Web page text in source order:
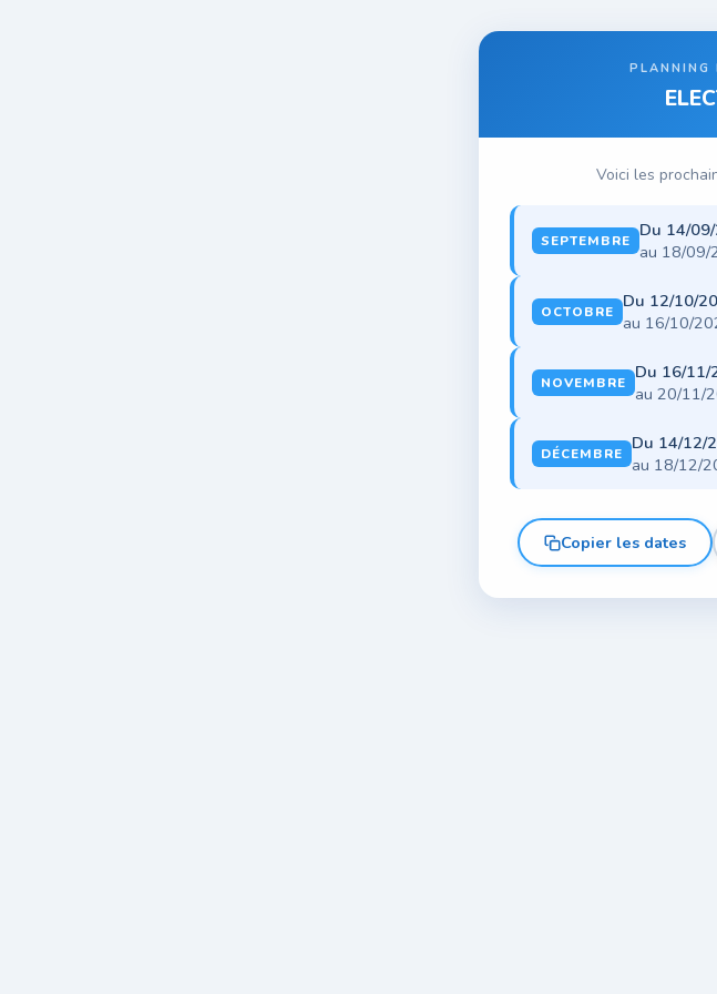
PLANNING
Voici les
SEPTEMBRE
Du 14/
au 18/09/
OCTOBRE
Du 12/10/
au 16/10/
NOVEMBRE
Du 16/11/
au 20/11/
DÉCEMBRE
Du 14/12/
au 18/12/
Copier les dates